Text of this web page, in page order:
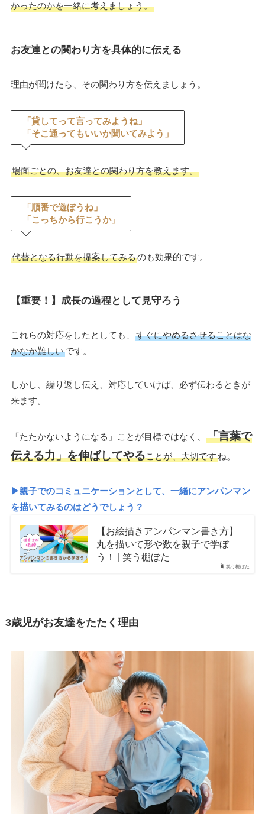
かったのかを一緒に考えましょう。
お友達との関わり方を具体的に伝える
理由が聞けたら、その関わり方を伝えましょう。
「貸してって言ってみようね」
「そこ通ってもいいか聞いてみよう」
場面ごとの、お友達との関わり方を教えます。
「順番で遊ぼうね」
「こっちから行こうか」
代替となる行動を提案してみるのも効果的です。
【重要！】成長の過程として見守ろう
これらの対応をしたとしても、
すぐにやめるさせることはな
かなか難しいです。
しかし、繰り返し伝え、対応していけば、必ず伝わるときが
来ます。
「たたかないようになる」ことが目標ではなく、
「言葉で
伝える力」を伸ばしてやることが、大切ですね。
▶親子でのコミュニケーションとして、一緒にアンパンマン
を描いてみるのはどうでしょう？
笑う棚ぼた
【お絵描きアンパンマン書き方】
丸を描いて形や数を親子で学ぼ
う！ | 笑う棚ぼた
3歳児がお友達をたたく理由